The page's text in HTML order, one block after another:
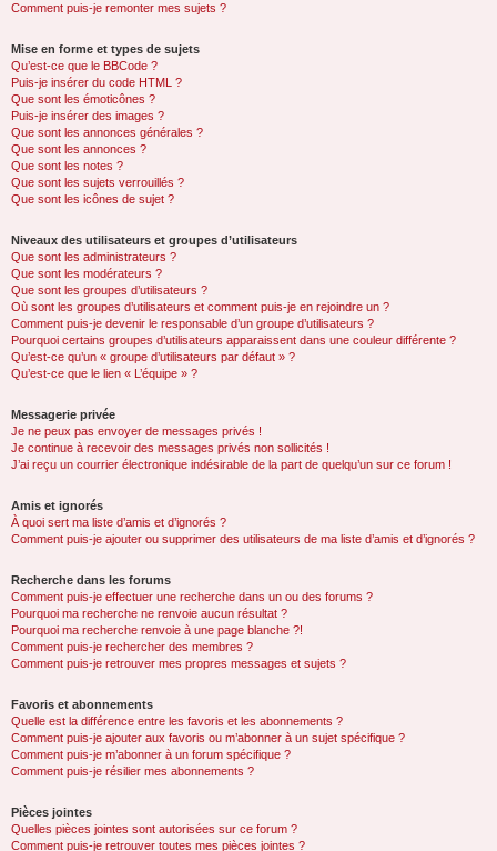
Comment puis-je remonter mes sujets ?
Mise en forme et types de sujets
Qu’est-ce que le BBCode ?
Puis-je insérer du code HTML ?
Que sont les émoticônes ?
Puis-je insérer des images ?
Que sont les annonces générales ?
Que sont les annonces ?
Que sont les notes ?
Que sont les sujets verrouillés ?
Que sont les icônes de sujet ?
Niveaux des utilisateurs et groupes d’utilisateurs
Que sont les administrateurs ?
Que sont les modérateurs ?
Que sont les groupes d’utilisateurs ?
Où sont les groupes d’utilisateurs et comment puis-je en rejoindre un ?
Comment puis-je devenir le responsable d’un groupe d’utilisateurs ?
Pourquoi certains groupes d’utilisateurs apparaissent dans une couleur différente ?
Qu’est-ce qu’un « groupe d’utilisateurs par défaut » ?
Qu’est-ce que le lien « L’équipe » ?
Messagerie privée
Je ne peux pas envoyer de messages privés !
Je continue à recevoir des messages privés non sollicités !
J’ai reçu un courrier électronique indésirable de la part de quelqu’un sur ce forum !
Amis et ignorés
À quoi sert ma liste d’amis et d’ignorés ?
Comment puis-je ajouter ou supprimer des utilisateurs de ma liste d’amis et d’ignorés ?
Recherche dans les forums
Comment puis-je effectuer une recherche dans un ou des forums ?
Pourquoi ma recherche ne renvoie aucun résultat ?
Pourquoi ma recherche renvoie à une page blanche ?!
Comment puis-je rechercher des membres ?
Comment puis-je retrouver mes propres messages et sujets ?
Favoris et abonnements
Quelle est la différence entre les favoris et les abonnements ?
Comment puis-je ajouter aux favoris ou m’abonner à un sujet spécifique ?
Comment puis-je m’abonner à un forum spécifique ?
Comment puis-je résilier mes abonnements ?
Pièces jointes
Quelles pièces jointes sont autorisées sur ce forum ?
Comment puis-je retrouver toutes mes pièces jointes ?